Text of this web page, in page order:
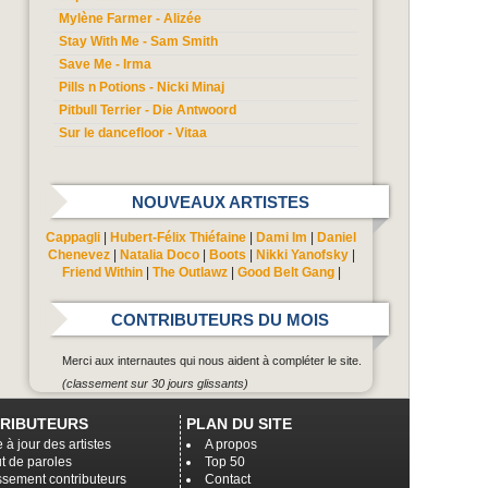
Mylène Farmer - Alizée
Stay With Me - Sam Smith
Save Me - Irma
Pills n Potions - Nicki Minaj
Pitbull Terrier - Die Antwoord
Sur le dancefloor - Vitaa
NOUVEAUX ARTISTES
Cappagli Hubert-Félix Thiéfaine Dami Im
Daniel
Chenevez| Natalia Doco| Boots Nikki Yanofsky|
Friend Within| The Outlawz| Good Belt Gang|
CONTRIBUTEURS DU MOIS
Merci aux internautes qui nous aident à compléter le site.
(classement sur 30 jours glissants)
PLAN DU SITE
A propos
Top 50
Contact
à jour des artistes
de paroles
contributeurs